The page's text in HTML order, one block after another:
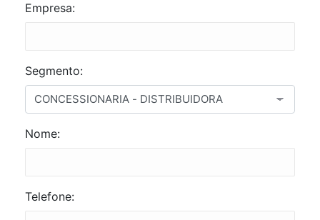
Empresa:
Segmento:
Nome:
Telefone: